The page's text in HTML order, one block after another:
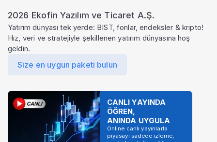
2026 Ekofin Yazılım ve Ticaret A.Ş.
Yatırım dünyası tek yerde: BIST, fonlar, endeksler & kripto!
Hız, veri ve stratejiyle şekillenen yatırım dünyasına hoş
geldin.
Size en uygun paketi bulun
CANLI YAYINDA
ÖĞREN,
ANINDA UYGULA
Online canlı yayınlarla
piyasayı sadece izleme,